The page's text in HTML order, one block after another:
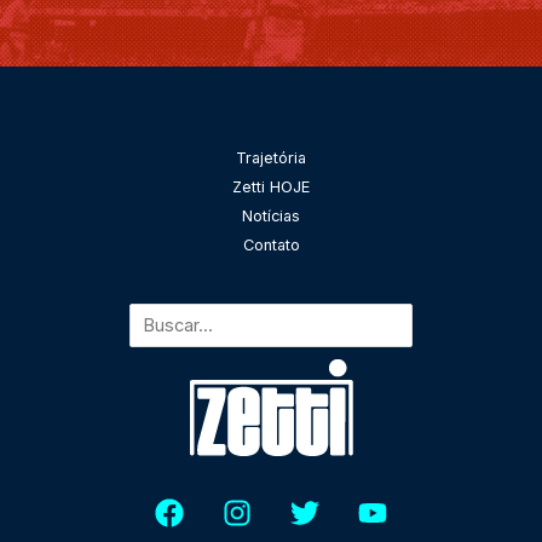
*
Trajetória
Zetti HOJE
Notícias
Contato
Pesquisar